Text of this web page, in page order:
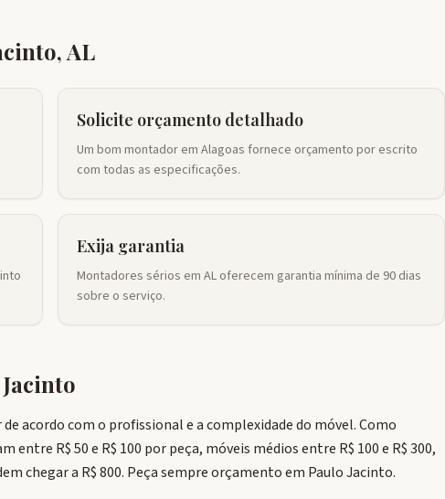
,AL
Solicite orçamento detalhado
Um bom montador em Alagoas fornece orçamento por escrito
com todas as especificações.
Exija garantia
Montadores sérios em AL oferecem garantia mínima de 90 dias
sobre o serviço.
acordo com o profissional e a complexidade do móvel. Como
R$ 50 e R$ 100 por peça, móveis médios entre R$ 100 e R$ 300,
chegar a R$ 800. Peça sempre orçamento em Paulo Jacinto.